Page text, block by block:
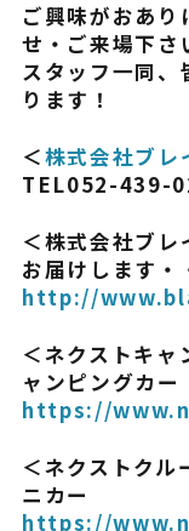
ご興味がおあ
せ・ご来場下さ
スタッフ一同、
ります！
＜株式会社ブレ
TEL052-439-
＜株式会社ブレ
お届けします・
http://
＜ネクストキャ
ャンピングカー
https://
＜ネクストクル
ニカー
https://